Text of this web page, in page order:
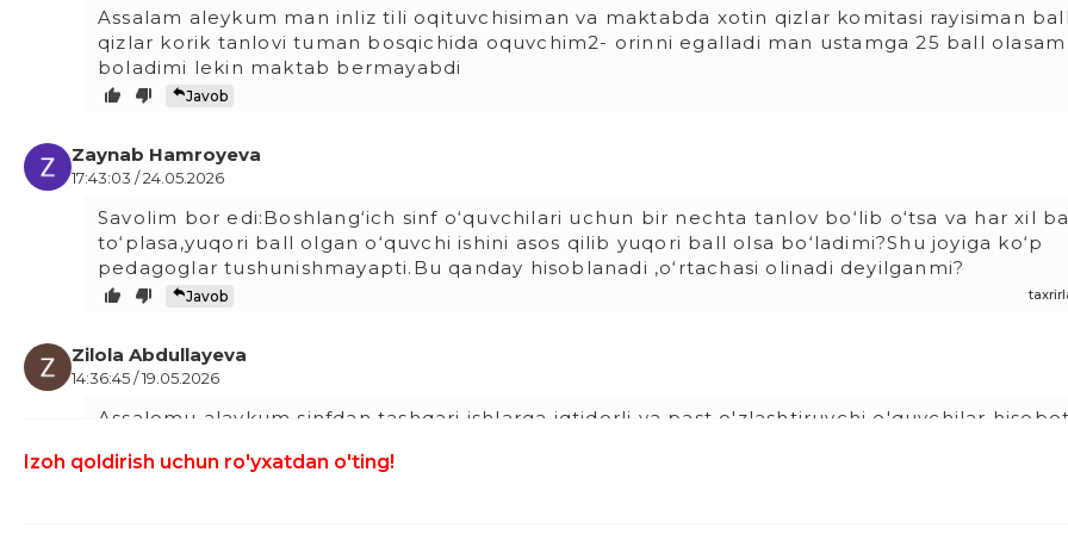
Assalam aleykum man inliz tili oqituvchisiman va maktabda xotin qizlar komitasi rayisiman
qizlar korik tanlovi tuman bosqichida oquvchim2- orinni egalladi man ustamga 25 ball olasam
boladimi lekin maktab bermayabdi
Javob
Zaynab Hamroyeva
17:43:03 / 24.05.2026
Savolim bor edi:Boshlang‘ich sinf o‘quvchilari uchun bir nechta tanlov bo‘lib o‘tsa va har xil
to‘plasa,yuqori ball olgan o‘quvchi ishini asos qilib yuqori ball olsa bo‘ladimi?Shu joyiga ko‘p
pedagoglar tushunishmayapti.Bu qanday hisoblanadi ,o‘rtachasi olinadi deyilganmi?
Javob
Zilola Abdullayeva
14:36:45 / 19.05.2026
Assalomu alaykum sinfdan tashqari ishlarga iqtidorli va past o'zlashtiruvchi o'quvchilar
Javob
Izoh qoldirish uchun ro'yxatdan o'ting!